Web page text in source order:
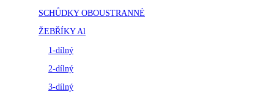
SCHŮDKY OBOUSTRANNÉ
ŽEBŘÍKY Al
1-dílný
2-dílný
3-dílný